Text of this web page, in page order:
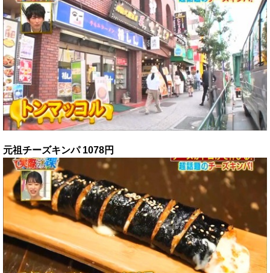
元祖チーズキンパ 1078円